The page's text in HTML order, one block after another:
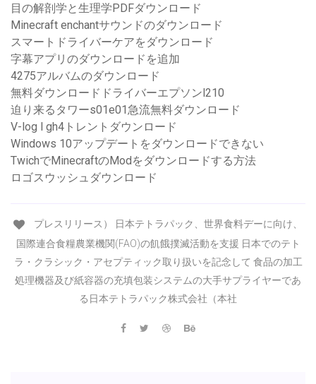
目の解剖学と生理学PDFダウンロード
Minecraft enchantサウンドのダウンロード
スマートドライバーケアをダウンロード
字幕アプリのダウンロードを追加
4275アルバムのダウンロード
無料ダウンロードドライバーエプソンl210
迫り来るタワーs01e01急流無料ダウンロード
V-log l gh4トレントダウンロード
Windows 10アップデートをダウンロードできない
TwichでMinecraftのModをダウンロードする方法
ロゴスウッシュダウンロード
プレスリリース） 日本テトラパック、世界食料デーに向け、
国際連合食糧農業機関(FAO)の飢餓撲滅活動を支援 日本でのテト
ラ・クラシック・アセプティック取り扱いを記念して 食品の加工
処理機器及び紙容器の充填包装システムの大手サプライヤーであ
る日本テトラパック株式会社（本社